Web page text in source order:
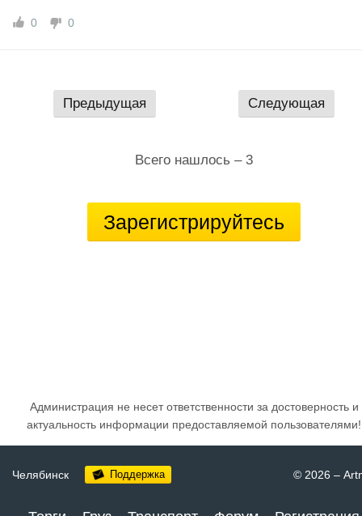
0 0
Предыдущая Следующая
Всего нашлось – 3
Зарегистрируйтесь
Администрация не несет ответственности за достоверность и
актуальность информации предоставляемой пользователями!
Челябинск Поддержка © 2026 –